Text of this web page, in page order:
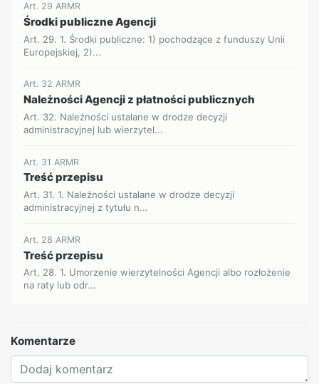
Art. 29 ARMR
Środki publiczne Agencji
Art. 29. 1. Środki publiczne: 1) pochodzące z funduszy Unii
Europejskiej, 2)...
Art. 32 ARMR
Należności Agencji z płatności publicznych
Art. 32. Należności ustalane w drodze decyzji
administracyjnej lub wierzytel...
Art. 31 ARMR
Treść przepisu
Art. 31. 1. Należności ustalane w drodze decyzji
administracyjnej z tytułu n...
Art. 28 ARMR
Treść przepisu
Art. 28. 1. Umorzenie wierzytelności Agencji albo rozłożenie
na raty lub odr...
Komentarze